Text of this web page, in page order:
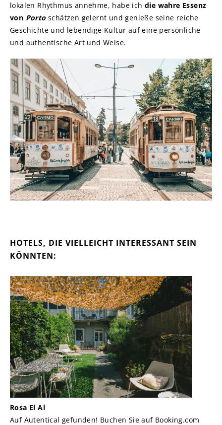
lokalen Rhythmus annehme, habe ich die wahre Essenz
von Portoschätzen gelernt und genieße seine reiche
Geschichte und lebendige Kultur auf eine persönliche
und authentische Art und Weise.
HOTELS, DIE VIELLEICHT INTERESSANT SEIN
KÖNNTEN:
Rosa El Al
Auf Autentical gefunden! Buchen Sie auf Booking.com